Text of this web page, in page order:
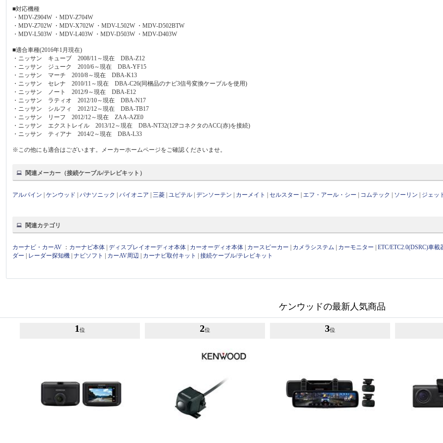
■対応機種
・MDV-Z904W ・MDV-Z704W
・MDV-Z702W ・MDV-X702W ・MDV-L502W ・MDV-D502BTW
・MDV-L503W ・MDV-L403W ・MDV-D503W ・MDV-D403W
■適合車種(2016年1月現在)
・ニッサン キューブ 2008/11～現在 DBA-Z12
・ニッサン ジューク 2010/6～現在 DBA-YF15
・ニッサン マーチ 2010/8～現在 DBA-K13
・ニッサン セレナ 2010/11～現在 DBA-C26(同梱品のナビ3信号変換ケーブルを使用)
・ニッサン ノート 2012/9～現在 DBA-E12
・ニッサン ラティオ 2012/10～現在 DBA-N17
・ニッサン シルフィ 2012/12～現在 DBA-TB17
・ニッサン リーフ 2012/12～現在 ZAA-AZE0
・ニッサン エクストレイル 2013/12～現在 DBA-NT32(12PコネクタのACC(赤)を接続)
・ニッサン ティアナ 2014/2～現在 DBA-L33
※この他にも適合はございます。メーカーホームページをご確認くださいませ。
関連メーカー（接続ケーブル/テレビキット）
アルパイン |ケンウッド |パナソニック |パイオニア |三菱 |ユピテル |デンソーテン カーメイト |セルスター エフ・アール・シー コムテック ソーリン ジェッ
関連カテゴリ
カーナビ・カーAV ： カーナビ本体 |ディスプレイオーディオ本体 カーオーディオ本体 カースピーカー カメラシステム カーモニター |ETC/ETC2.0(DSRC)車載
ダー
レーダー探知機 |ナビソフト カーAV周辺 カーナビ取付キット |接続ケーブル/テレビキット
ケンウッドの最新人気商品
1 位 2位 3位